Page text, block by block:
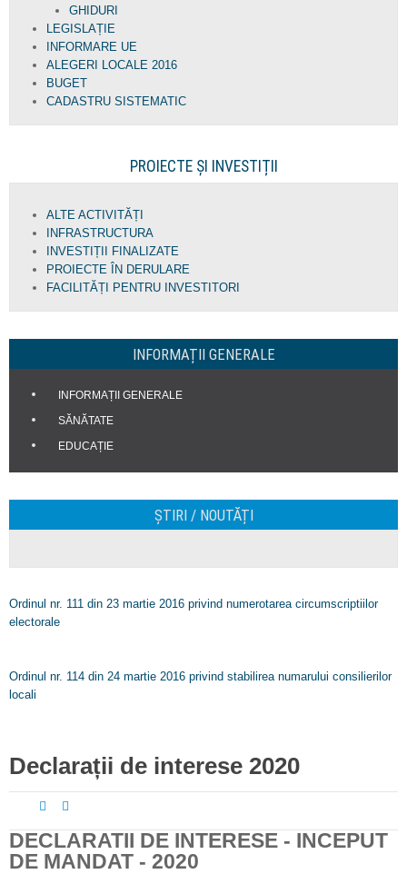
GHIDURI
LEGISLAȚIE
INFORMARE UE
ALEGERI LOCALE 2016
BUGET
CADASTRU SISTEMATIC
PROIECTE ȘI INVESTIȚII
ALTE ACTIVITĂȚI
INFRASTRUCTURA
INVESTIȚII FINALIZATE
PROIECTE ÎN DERULARE
FACILITĂȚI PENTRU INVESTITORI
INFORMAȚII GENERALE
INFORMAȚII GENERALE
SĂNĂTATE
EDUCAȚIE
ȘTIRI / NOUTĂȚI
Ordinul nr. 111 din 23 martie 2016 privind numerotarea circumscriptiilor
electorale
Ordinul nr. 114 din 24 martie 2016 privind stabilirea numarului consilierilor
locali
Declarații de interese 2020
DECLARATII DE INTERESE - INCEPUT
DE MANDAT - 2020